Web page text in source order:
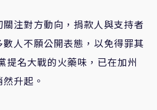
注對方動向，捐款人與支持者
人不願公開表態，以免得罪其
提名大戰的火藥味，已在加州
升起。